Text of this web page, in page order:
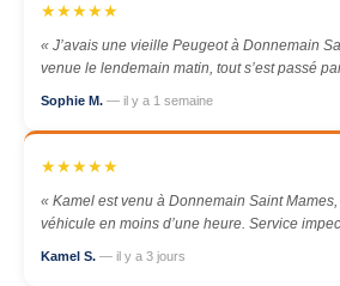
★★★★★
« J’avais une vieille Peugeot à Donnemain
venue le lendemain matin, tout s’est passé
Sophie M. — il y a 1 semaine
★★★★★
« Kamel est venu à Donnemain Saint
véhicule en moins d’une heure. Service
Kamel S. — il y a 3 jours